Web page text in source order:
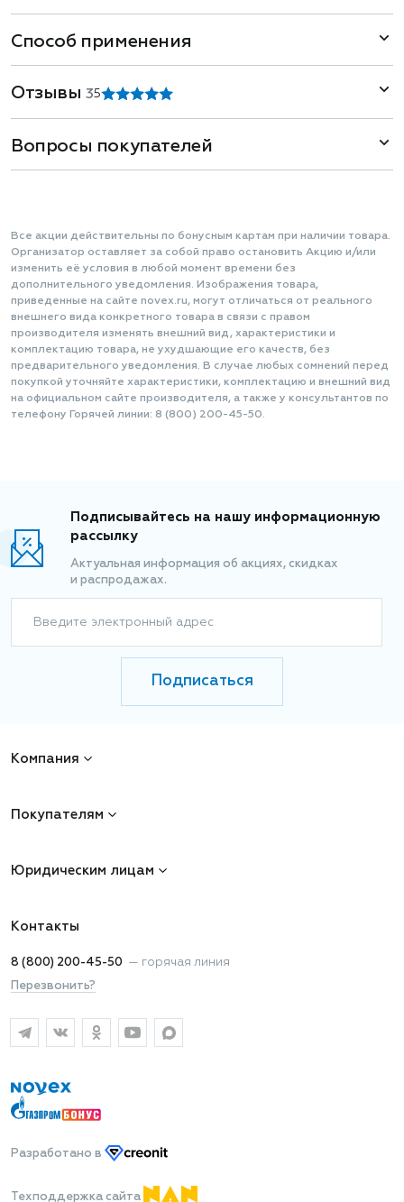
Способ применения
Отзывы35
Вопросы покупателей
Все акции действительны по бонусным картам при наличии товара.
Организатор оставляет за собой право остановить Акцию и/или
изменить её условия в любой момент времени без
дополнительного уведомления. Изображения товара,
приведенные на сайте novex.ru, могут отличаться от реального
внешнего вида конкретного товара в связи с правом
производителя изменять внешний вид, характеристики и
комплектацию товара, не ухудшающие его качеств, без
предварительного уведомления. В случае любых сомнений перед
покупкой уточняйте характеристики, комплектацию и внешний вид
на официальном сайте производителя, а также у консультантов по
телефону Горячей линии: 8 (800) 200-45-50.
Подписывайтесь на нашу информационную
рассылку
Актуальная информация об акциях, скидках
и распродажах.
Введите электронный адрес
Подписаться
Компания
Покупателям
Юридическим лицам
Контакты
8 (800) 200-45-50 — горячая линия
Перезвонить?
Разработано в
Техподдержка сайта